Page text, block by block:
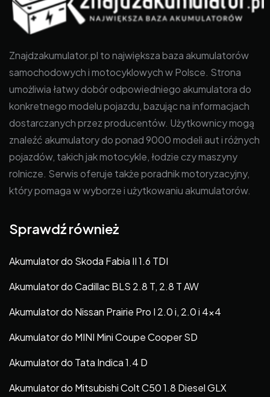
Znajdzakumulator.pl to największa baza akumulatorów
samochodowych i motocyklowych w Polsce. Strona
umożliwia łatwy dobór odpowiedniego akumulatora do
konkretnego modelu pojazdu, bazując na informacjach
dostarczanych przez producentów. Użytkownicy mogą
znaleźć akumulatory do ponad 9000 modeli aut i różnych
pojazdów, takich jak motocykle, łodzie czy maszyny
rolnicze. Serwis oferuje także poradnik motoryzacyjny,
który pomaga w wyborze i użytkowaniu akumulatorów.
Sprawdź również
Akumulator do Skoda Fabia II 1.6 TDI
Akumulator do Cadillac BLS 2.8 T, 2.8 T AW
Akumulator do Nissan Prairie Pro I 2.0 i, 2.0 i 4×4
Akumulator do MINI Mini Coupe Cooper SD
Akumulator do Tata Indica 1.4 D
Akumulator do Mitsubishi Colt C50 1.8 Diesel GLX